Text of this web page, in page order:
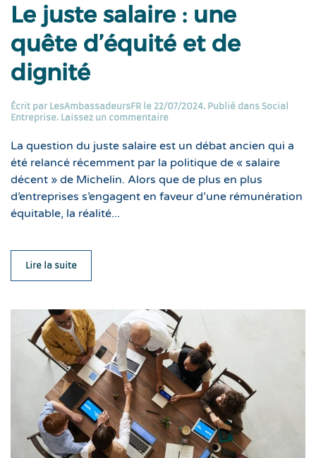
Le juste salaire : une
quête d’équité et de
dignité
Écrit par LesAmbassadeursFR le 22/07/2024. Publié dans Social
Entreprise. Laissez un commentaire
La question du juste salaire est un débat ancien qui a
été relancé récemment par la politique de « salaire
décent » de Michelin. Alors que de plus en plus
d’entreprises s’engagent en faveur d’une rémunération
équitable, la réalité...
Lire la suite